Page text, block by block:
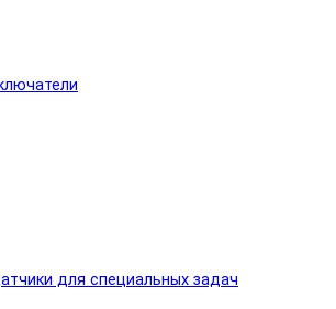
для специальных задач